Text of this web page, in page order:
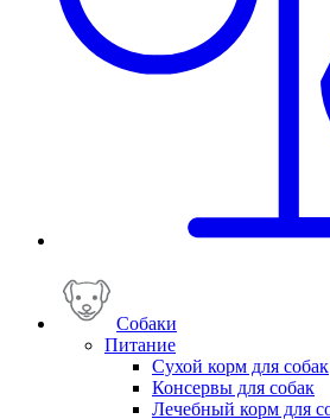
Собаки
Питание
Сухой корм для собак
Консервы для собак
Лечебный корм для